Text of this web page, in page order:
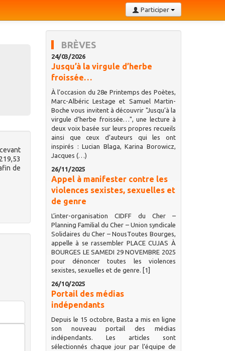
Participer
de
BRÈVES
24/03/2026
Jusqu’à la virgule d’herbe
froissée…
À l’occasion du 28e Printemps des Poètes,
Marc-Albéric Lestage et Samuel Martin-
Boche vous invitent à découvrir "Jusqu’à la
virgule d’herbe froissée…", une lecture à
deux voix basée sur leurs propres recueils
ainsi que ceux d’auteurs qui les ont
inspirés : Lucian Blaga, Karina Borowicz,
Jacques (…)
26/11/2025
Appel à manifester contre les
violences sexistes, sexuelles et
de genre
L’inter-organisation CIDFF du Cher –
Planning Familial du Cher – Union syndicale
Solidaires du Cher – NousToutes Bourges,
appelle à se rassembler PLACE CUJAS À
BOURGES LE SAMEDI 29 NOVEMBRE 2025
pour dénoncer toutes les violences
sexistes, sexuelles et de genre. [1]
26/10/2025
Portail des médias
indépendants
Depuis le 15 octobre, Basta a mis en ligne
son nouveau portail des médias
indépendants. Les articles sont
sélectionnés chaque jour par l’équipe de